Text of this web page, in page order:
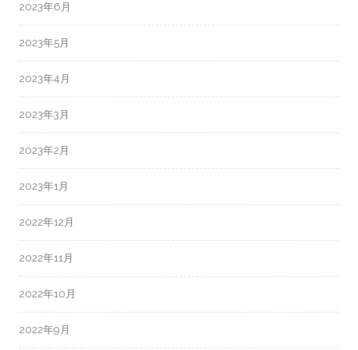
2023年6月
2023年5月
2023年4月
2023年3月
2023年2月
2023年1月
2022年12月
2022年11月
2022年10月
2022年9月